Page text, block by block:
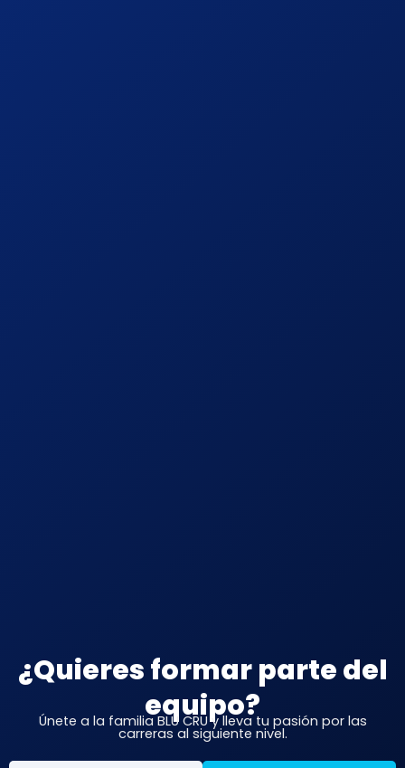
¿Quieres formar parte del
equipo?
Únete a la familia BLU CRU y lleva tu pasión por las
carreras al siguiente nivel.